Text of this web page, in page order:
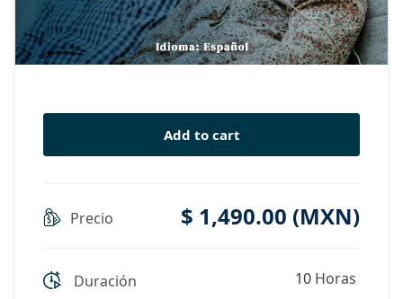
Add to cart
Precio $ 1,490.00 (MXN)
Duración 10 Horas